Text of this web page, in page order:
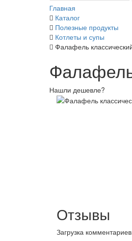
Главная
Каталог
Полезные продукты
Котлеты и супы
Фалафель
Нашли дешевле?
Отзывы
Загрузка